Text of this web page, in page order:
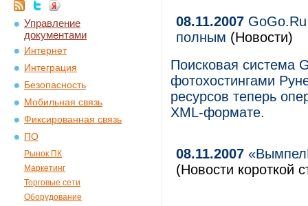
Управление
документами
Интернет
Интеграция
Безопасность
Мобильная связь
Фиксированная связь
ПО
Рынок ПК
Маркетинг
Торговые сети
Оборудование
08.11.2007
полным (Новости)
Поисковая система
фотохостингами
ресурсов теперь
XML-формате.
08.11.2007
(Новости короткой